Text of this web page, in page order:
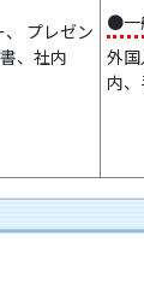
プレゼン
、社内
●一
外
内